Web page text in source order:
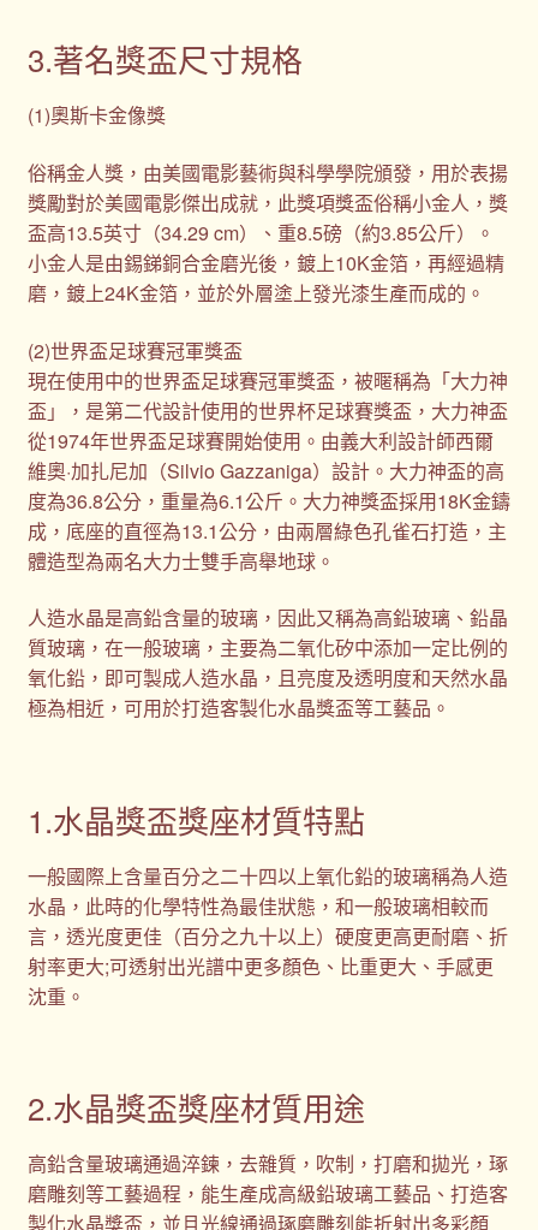
3.著名獎盃尺寸規格
(1)奧斯卡金像獎
俗稱金人獎，由美國電影藝術與科學學院頒發，用於表揚
獎勵對於美國電影傑出成就，此獎項獎盃俗稱小金人，獎
盃高13.5英寸（34.29 cm）、重8.5磅（約3.85公斤）。
小金人是由錫銻銅合金磨光後，鍍上10K金箔，再經過精
磨，鍍上24K金箔，並於外層塗上發光漆生產而成的。
(2)世界盃足球賽冠軍獎盃
現在使用中的世界盃足球賽冠軍獎盃，被暱稱為「大力神
盃」，是第二代設計使用的世界杯足球賽獎盃，大力神盃
從1974年世界盃足球賽開始使用。由義大利設計師西爾
維奧·加扎尼加（Silvio Gazzaniga）設計。大力神盃的高
度為36.8公分，重量為6.1公斤。大力神獎盃採用18K金鑄
成，底座的直徑為13.1公分，由兩層綠色孔雀石打造，主
體造型為兩名大力士雙手高舉地球。
人造水晶是高鉛含量的玻璃，因此又稱為高鉛玻璃、鉛晶
質玻璃，在一般玻璃，主要為二氧化矽中添加一定比例的
氧化鉛，即可製成人造水晶，且亮度及透明度和天然水晶
極為相近，可用於打造客製化水晶獎盃等工藝品。
1.水晶獎盃獎座材質特點
一般國際上含量百分之二十四以上氧化鉛的玻璃稱為人造
水晶，此時的化學特性為最佳狀態，和一般玻璃相較而
言，透光度更佳（百分之九十以上）硬度更高更耐磨、折
射率更大;可透射出光譜中更多顏色、比重更大、手感更
沈重。
2.水晶獎盃獎座材質用途
高鉛含量玻璃通過淬鍊，去雜質，吹制，打磨和拋光，琢
磨雕刻等工藝過程，能生產成高級鉛玻璃工藝品、打造客
製化水晶獎盃，並且光線通過琢磨雕刻能折射出多彩顏